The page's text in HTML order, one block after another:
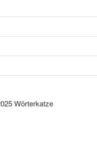
Wörterkatze